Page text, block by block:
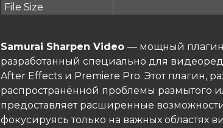
File Size
Samurai Sharpen Video — мощный плагин
разработанный специально для
After Effects и Premiere Pro. Этот плагин,
распространённой проблемы размытого
предоставляет расширенные
фокусируясь только на важных областях